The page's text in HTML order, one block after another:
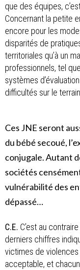
que des équipes,
Concernant la petite
encore pour les
disparités de
territoriales qu’à un
professionnels, tel
systèmes
difficultés sur le
Ces JNE seront
du bébé secoué,
conjugale. Autant
sociétés
vulnérabilité des
dépassé…
C.E. C’est au
derniers chiffres
victimes de violences
acceptable, et